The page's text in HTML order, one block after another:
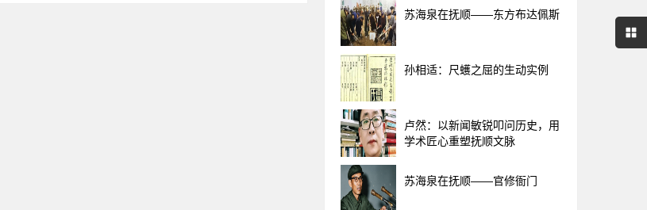
苏海泉在抚顺——东方布达佩斯
孙相适：尺蠖之屈的生动实例
卢然：以新闻敏锐叩问历史，用
学术匠心重塑抚顺文脉
苏海泉在抚顺——官修衙门